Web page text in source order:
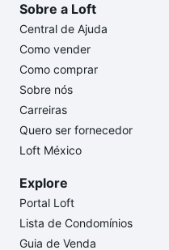
Sobre a Loft
Central de Ajuda
Como vender
Como comprar
Sobre nós
Carreiras
Quero ser fornecedor
Loft México
Explore
Portal Loft
Lista de Condomínios
Guia de Venda